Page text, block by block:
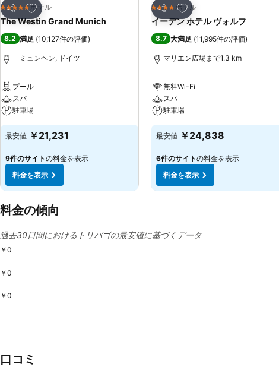
シェア
お気に入りに追加
5 ホテルのランク
ホテル
The Westin Grand Munich
8.2 満足 (10,127件の評価)
ミュンヘン, ドイツ
プール
スパ
駐車場
最安値 ￥21,231
9件のサイトの料金を表示
料金を表示
シェア
お気に入りに追加
4 ホテルのランク
ホテル
イーデン ホテル ヴォルフ
8.7 大満足 (11,995件の評価)
マリエン広場まで1.3 km
無料Wi-Fi
スパ
駐車場
最安値 ￥24,838
6件のサイトの料金を表示
料金を表示
料金の傾向
過去30日間におけるトリバゴの最安値に基づくデータ
￥0
￥0
￥0
口コミ